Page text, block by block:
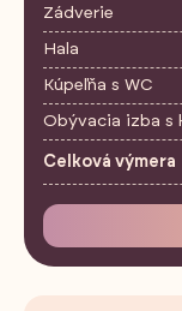
Zádverie
Hala
Kúpeľňa s WC
Obývacia izba s
Celková výmera